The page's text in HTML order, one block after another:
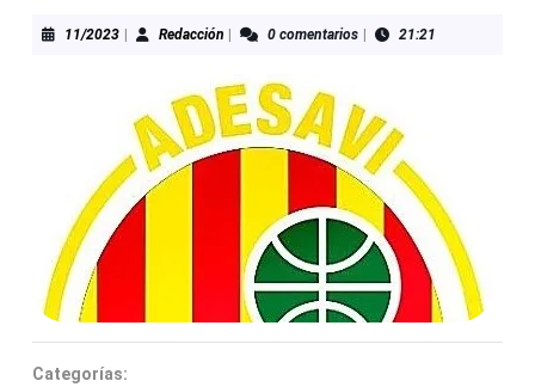
11/202311/2023RedacciónRedacción0 comentarios 21:21
Categorías: